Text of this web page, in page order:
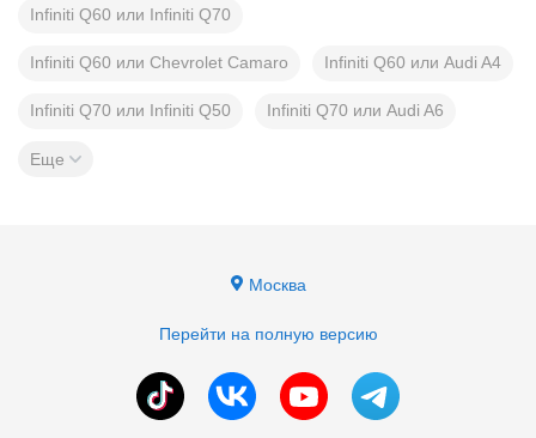
Infiniti Q60 или Infiniti Q70
Infiniti Q60 или Chevrolet Camaro Infiniti Q60 или Audi A4
Infiniti Q70 или Infiniti Q50 Infiniti Q70 или Audi A6
Еще
Москва
Перейти на полную версию